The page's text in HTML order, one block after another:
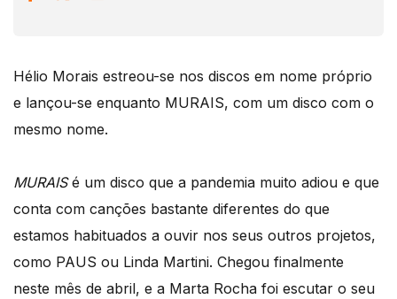
Hélio Morais estreou-se nos discos em nome próprio
e lançou-se enquanto MURAIS, com um disco com o
mesmo nome.
MURAISé um disco que a pandemia muito adiou e que
conta com canções bastante diferentes do que
estamos habituados a ouvir nos seus outros projetos,
como PAUS ou Linda Martini. Chegou finalmente
neste mês de abril, e a Marta Rocha foi escutar o seu